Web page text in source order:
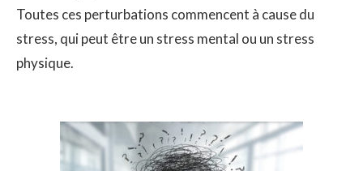
Toutes ces perturbations commencent à cause du
stress, qui peut être un stress mental ou un stress
physique.